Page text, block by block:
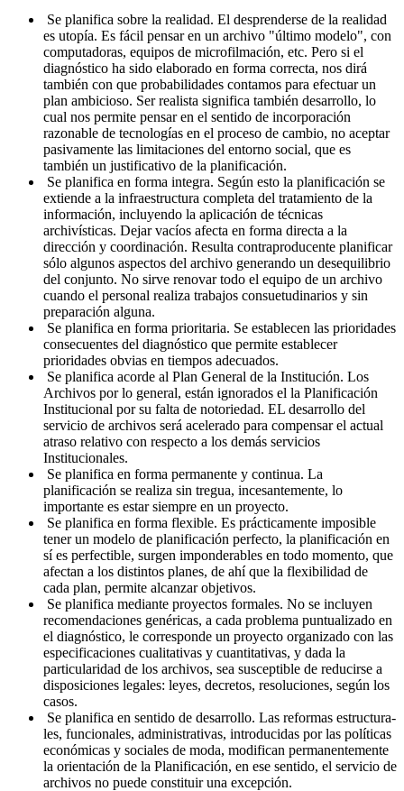
Se planifica sobre la realidad. El desprenderse de la realidad
es utopía. Es fácil pensar en un archivo "último modelo", con
computa­doras, equipos de microfilmación, etc. Pero si el
diagnóstico ha sido elaborado en forma correcta, nos dirá
también con que probabilida­des contamos para efectuar un
plan ambicioso. Ser realista significa también desarrollo, lo
cual nos permite pensar en el sentido de in­corporación
razonable de tecnologías en el proceso de cambio, no aceptar
pasivamente las limitaciones del entorno social, que es
también un justificativo de la planificación.
Se planifica en forma integra. Según esto la planificación se
ex­tiende a la infraestructura completa del tratamiento de la
informa­ción, incluyendo la aplicación de técnicas
archivísticas. Dejar vacíos afecta en forma directa a la
dirección y coordinación. Resulta con­traproducente planificar
sólo algunos aspectos del archivo generando un desequilibrio
del conjunto. No sirve renovar todo el equipo de un archivo
cuando el personal realiza trabajos consuetudinarios y sin
preparación alguna.
Se planifica en forma prioritaria. Se establecen las prioridades
consecuentes del diagnóstico que permite establecer
prioridades obvias en tiempos adecuados.
Se planifica acorde al Plan General de la Institución. Los
Archivos por lo general, están ignorados el la Planificación
Institucional por su falta de notoriedad. EL desarrollo del
servicio de archivos será acelerado para compensar el actual
atraso relativo con respecto a los demás servicios
Institucionales.
Se planifica en forma permanente y continua. La
planificación se realiza sin tregua, incesantemente, lo
importante es estar siem­pre en un proyecto.
Se planifica en forma flexible. Es prácticamente imposible
tener un modelo de planificación perfecto, la planificación en
sí es perfec­tible, surgen imponderables en todo momento, que
afectan a los dis­tintos planes, de ahí que la flexibilidad de
cada plan, permite alcan­zar objetivos.
Se planifica mediante proyectos formales. No se incluyen
recomenda­ciones genéricas, a cada problema puntualizado en
el diagnóstico, le corres­ponde un proyecto organizado con las
especificaciones cualitativas y cuanti­tativas, y dada la
particularidad de los archivos, sea susceptible de reducirse a
disposiciones legales: leyes, decretos, resoluciones, según los
casos.
Se planifica en sentido de desarrollo. Las reformas estructura­
les, funcionales, administrativas, introducidas por las políticas
económicas y sociales de moda, modifican permanentemente
la orien­tación de la Planificación, en ese sentido, el servicio de
archivos no puede constituir una excepción.